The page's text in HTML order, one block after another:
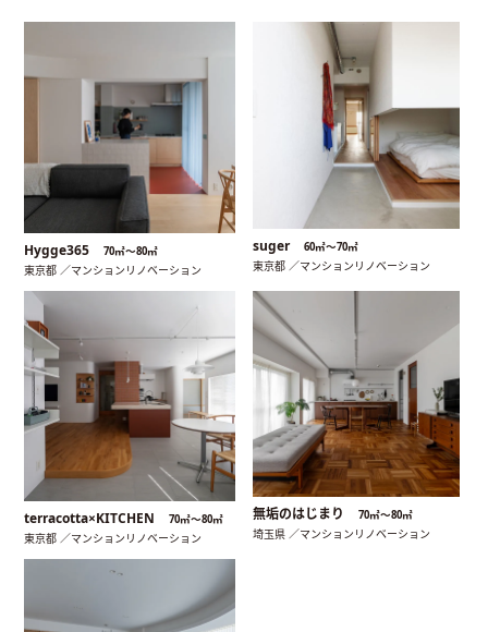
Hygge365 70㎡〜80㎡
東京都 ／マンションリノベーション
suger 60㎡〜70㎡
東京都 ／マンションリノベーション
terracotta×KITCHEN 70㎡〜80㎡
東京都 ／マンションリノベーション
無垢のはじまり 70㎡〜80㎡
埼玉県 ／マンションリノベーション